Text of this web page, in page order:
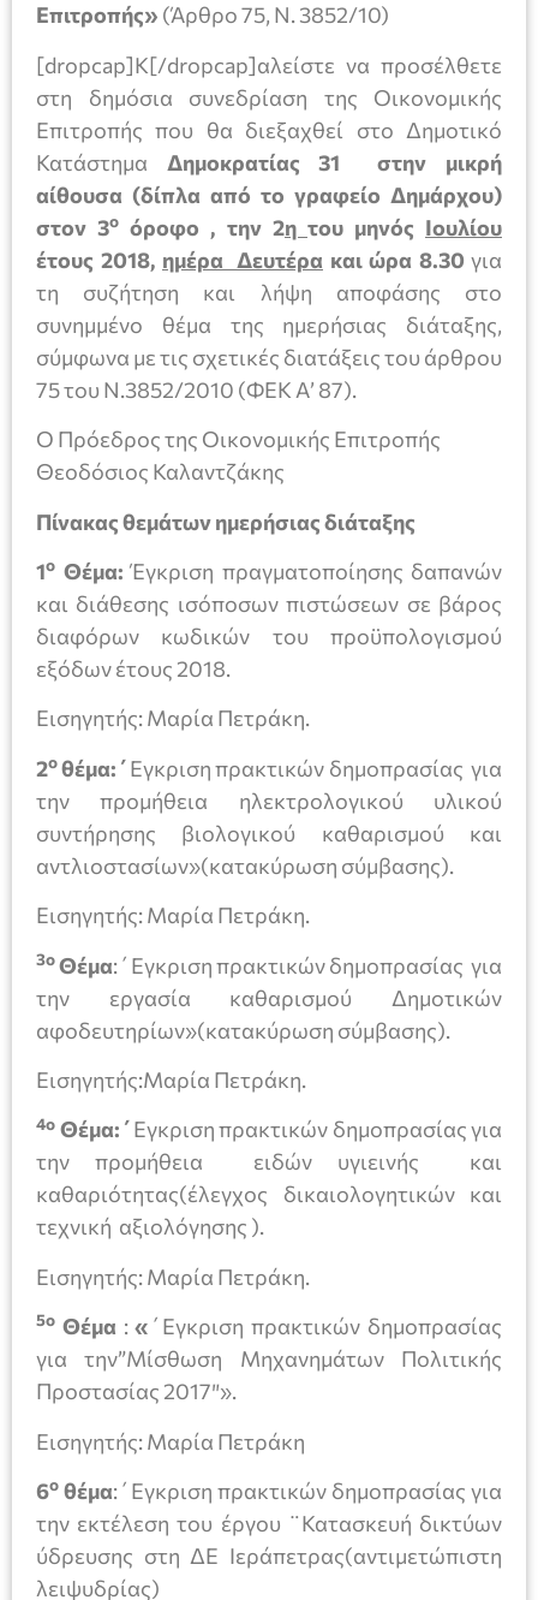
Επιτροπής» (Άρθρο 75, Ν. 3852/10)
[dropcap]Κ[/dropcap]αλείστε να προσέλθετε
στη δημόσια συνεδρίαση της Οικονομικής
Επιτροπής που θα διεξαχθεί στο Δημοτικό
Κατάστημα Δημοκρατίας 31 στην μικρή
αίθουσα (δίπλα από το γραφείο Δημάρχου)
στον 3ο όροφο , την 2η του μηνός Ιουλίου
έτους 2018, ημέρα Δευτέρα και ώρα 8.30 για
τη συζήτηση και λήψη αποφάσης στο
συνημμένο θέμα της ημερήσιας διάταξης,
σύμφωνα με τις σχετικές διατάξεις του άρθρου
75 του Ν.3852/2010 (ΦΕΚ Α’ 87).
Ο Πρόεδρος της Οικονομικής Επιτροπής
Θεοδόσιος Καλαντζάκης
Πίνακας θεμάτων ημερήσιας διάταξης
1ο Θέμα: Έγκριση πραγματοποίησης δαπανών
και διάθεσης ισόποσων πιστώσεων σε βάρος
διαφόρων κωδικών του προϋπολογισμού
εξόδων έτους 2018.
Εισηγητής: Μαρία Πετράκη.
2οθέμα:΄Εγκριση πρακτικών δημοπρασίας για
την προμήθεια ηλεκτρολογικού υλικού
συντήρησης βιολογικού καθαρισμού και
αντλιοστασίων»(κατακύρωση σύμβασης).
Εισηγητής: Μαρία Πετράκη.
3οΘέμα:΄Εγκριση πρακτικών δημοπρασίας για
την εργασία καθαρισμού Δημοτικών
αφοδευτηρίων»(κατακύρωση σύμβασης).
Εισηγητής:Μαρία Πετράκη.
4ο Θέμα:΄Εγκριση πρακτικών δημοπρασίας για
την προμήθεια ειδών υγιεινής και
καθαριότητας(έλεγχος δικαιολογητικών και
τεχνική αξιολόγησης ).
Εισηγητής: Μαρία Πετράκη.
5ο Θέμα :« ΄Εγκριση πρακτικών δημοπρασίας
για την”Μίσθωση Μηχανημάτων Πολιτικής
Προστασίας 2017″».
Εισηγητής: Μαρία Πετράκη
6ο θέμα:΄Εγκριση πρακτικών δημοπρασίας για
την εκτέλεση του έργου ¨Κατασκευή δικτύων
ύδρευσης στη ΔΕ Ιεράπετρας(αντιμετώπιστη
λειψυδρίας)